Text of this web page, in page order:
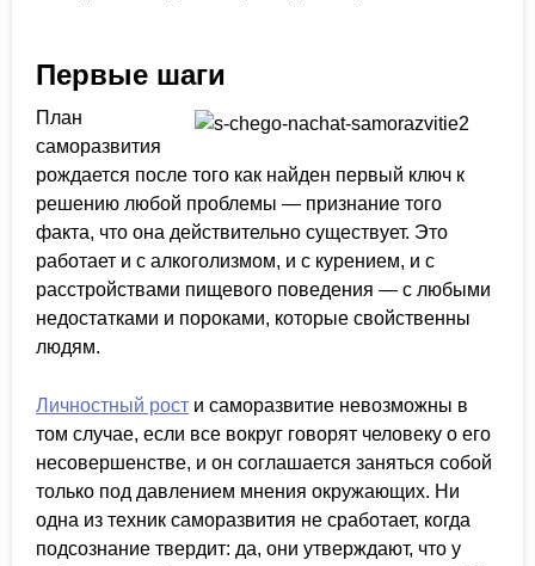
Первые шаги
План
саморазвития
рождается после того как найден первый ключ к
решению любой проблемы — признание того
факта, что она действительно существует. Это
работает и с алкоголизмом, и с курением, и с
расстройствами пищевого поведения — с любыми
недостатками и пороками, которые свойственны
людям.
Личностный рост и саморазвитие невозможны в
том случае, если все вокруг говорят человеку о его
несовершенстве, и он соглашается заняться собой
только под давлением мнения окружающих. Ни
одна из техник саморазвития не сработает, когда
подсознание твердит: да, они утверждают, что у